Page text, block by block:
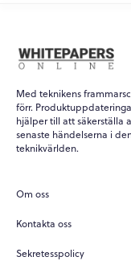
Med teknikens
förr.
hjälper till att
senaste händelserna i
teknikvärlden.
Om oss
Kontakta oss
Sekretesspolicy